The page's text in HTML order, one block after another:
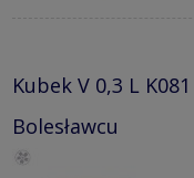
Kubek V 0,3 L
Bolesławcu